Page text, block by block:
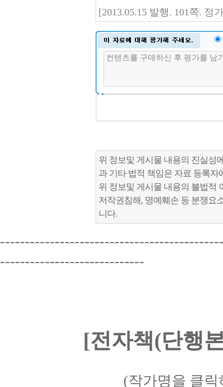
[2013.05.15 발행. 101쪽. 정
위 정보및 게시물 내용의 진실성
과 기타 법적 책임은 자료 등록자
위 정보및 게시물 내용의 불법적
저작권침해, 명예훼손 등 분쟁요
니다.
-----------------------------
[전자책(단행
(작가명을 클